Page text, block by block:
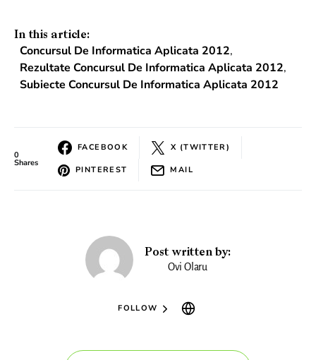
In this article:
Concursul De Informatica Aplicata 2012,
Rezultate Concursul De Informatica Aplicata 2012,
Subiecte Concursul De Informatica Aplicata 2012
0
Shares
FACEBOOK X (TWITTER)
PINTEREST MAIL
Post written by:
Ovi Olaru
FOLLOW